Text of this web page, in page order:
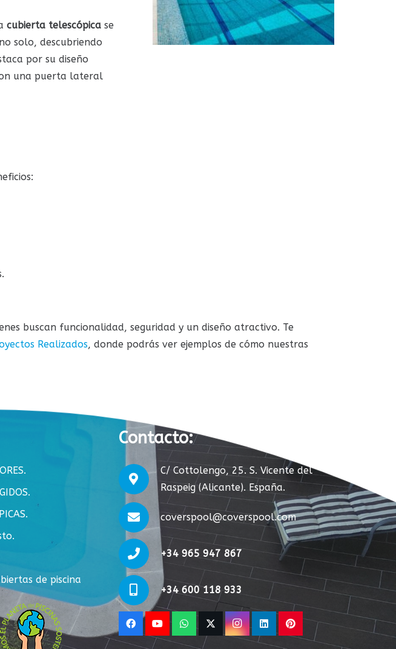
cubierta telescópica se
solo, descubriendo
por su diseño
una puerta lateral
buscan funcionalidad, seguridad y un diseño atractivo. Te
Realizados, donde podrás ver ejemplos de cómo nuestras
de piscina
Contacto:
C/ Cottolengo, 25. S. Vicente del
Raspeig (Alicante). España.
coverspool@coverspool.com
+34 965 947 867
+34 600 118 933